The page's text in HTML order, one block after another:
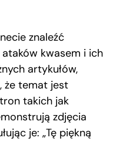
znaleźć
kwasem i ich
artykułów,
że temat jest
takich jak
zdjęcia
je: „Tę piękną